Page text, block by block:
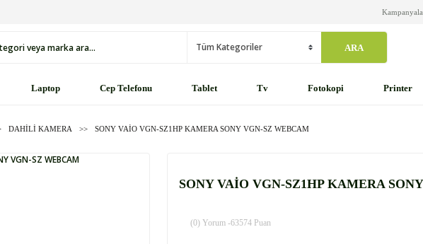
ARA
Laptop Cep Telefonu Tablet Tv Fotokopi Printer
DAHİLİ KAMERA SONY VAİO VGN-SZ1HP KAMERA SONY VGN-SZ WEBCAM
SONY VAİO VGN-SZ1HP KAMERA
(0) Yorum -63574 Puan